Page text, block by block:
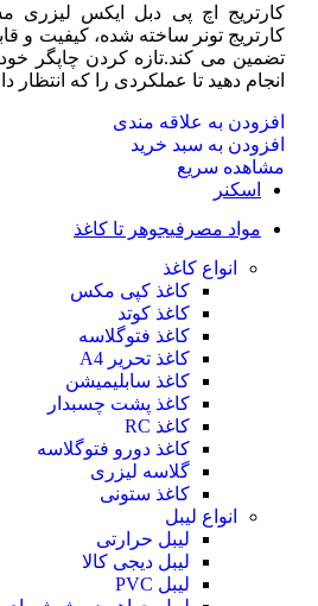
کارتریج تونر ساخته شده، کیفیت و
تضمین می کند.تازه کردن چاپگر
انجام دهید تا عملکردی را که انتظار
افزودن به علاقه مندی
افزودن به سبد خرید
مشاهده سریع
اسکنر
مواد مصرفیجوهر تا کاغذ
انواع کاغذ
کاغذ کپی مکس
کاغذ کوتد
کاغذ فتوگلاسه
کاغذ تحریر A4
کاغذ سابلیمیشن
کاغذ پشت چسبدار
کاغذ RC
کاغذ دورو فتوگلاسه
گلاسه لیزری
کاغذ ستونی
انواع لیبل
لیبل حرارتی
لیبل دیجی کالا
لیبل PVC